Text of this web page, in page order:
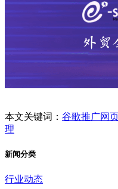
本文关键词： 谷歌推广网
理
新闻分类
行业动态